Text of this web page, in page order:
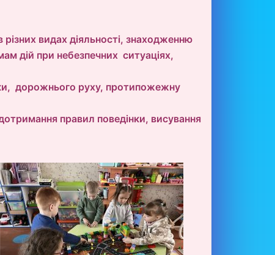
різних видах діяльності, знаходженню
дій при небезпечних ситуаціях,
дорожнього руху, протипожежну
правил поведінки, висування